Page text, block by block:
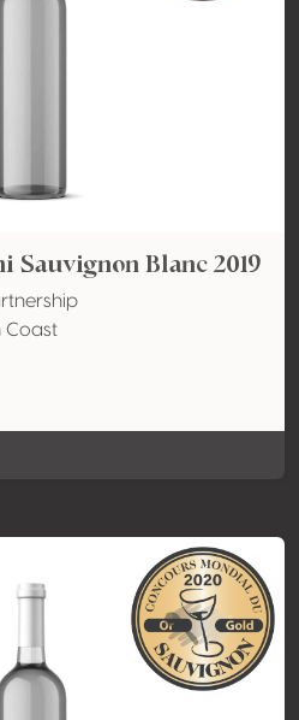
Sauvignon Blanc 2019
Coast